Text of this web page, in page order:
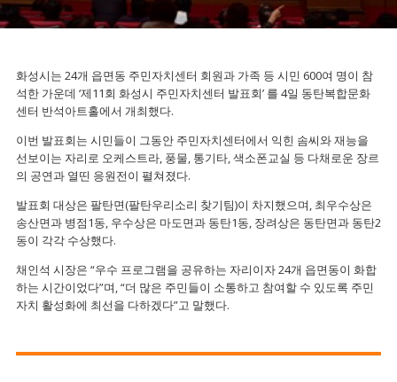
화성시는 24개 읍면동 주민자치센터 회원과 가족 등 시민 600여 명이 참
석한 가운데 ‘제11회 화성시 주민자치센터 발표회’ 를 4일 동탄복합문화
센터 반석아트홀에서 개최했다.
이번 발표회는 시민들이 그동안 주민자치센터에서 익힌 솜씨와 재능을
선보이는 자리로 오케스트라, 풍물, 통기타, 색소폰교실 등 다채로운 장르
의 공연과 열띤 응원전이 펼쳐졌다.
발표회 대상은 팔탄면(팔탄우리소리 찾기팀)이 차지했으며, 최우수상은
송산면과 병점1동, 우수상은 마도면과 동탄1동, 장려상은 동탄면과 동탄2
동이 각각 수상했다.
채인석 시장은 “우수 프로그램을 공유하는 자리이자 24개 읍면동이 화합
하는 시간이었다”며, “더 많은 주민들이 소통하고 참여할 수 있도록 주민
자치 활성화에 최선을 다하겠다”고 말했다.